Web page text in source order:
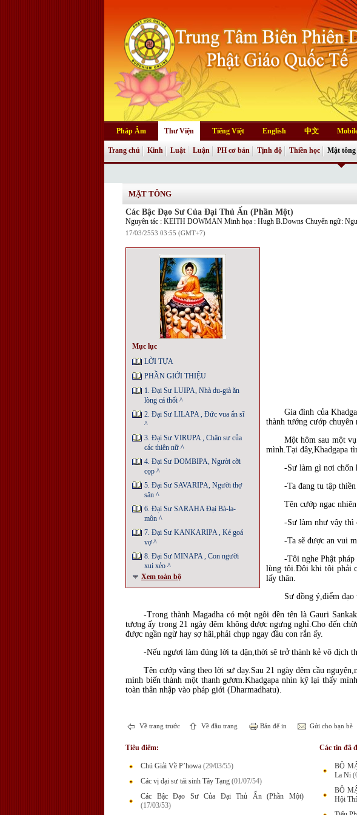
Pháp Âm Thư Viện Tiếng Việt English 中文
Trang chủ Kinh Luật Luận PH cơ bản Tịnh độ Thiền học Mật tông
MẬT TÔNG
Các Bậc Đạo Sư Của Đại Thủ Ấn (Phần Một)
Nguyên tác : KEITH DOWMAN Minh họa : Hugh B.Downs Chuyển ngữ:
17/03/2553 03:55 (GMT+7)
Mục lục
LỜI TỰA
PHẦN GIỚI THIỆU
1. Đại Sư LUIPA, Nhà du-già ăn
lòng cá thối ^
2. Đại Sư LILAPA , Ðức vua ẩn sĩ
^
3. Đại Sư VIRUPA , Chân sư của
các thiên nữ ^
4. Đại Sư DOMBIPA, Người cỡi
cọp ^
5. Đại Sư SAVARIPA, Người thợ
săn ^
6. Đại Sư SARAHA Ðại Bà-la-
môn ^
7. Đại Sư KANKARIPA , Kẻ goá
vợ ^
8. Đại Sư MINAPA , Con người
xui xẻo ^
Xem toàn bộ
Gia đình của
thành tướng cướp chuyên
Một hôm sau một
mình.Tại đây,Khadgapa
-Sư làm gì nơi chốn
-Ta đang tu tập
Tên cướp ngạc
-Sư làm như vậy thì
-Ta sẽ được an vui
-Tôi nghe Phật
lùng tôi.Ðôi khi tôi phải
lấy thân.
Sư đồng ý,điểm đạo
-Trong thành Magadha có một ngôi đền tên là Gauri
tượng ấy trong 21 ngày đêm không được ngưng nghỉ.Cho đến
được ngần ngừ hay sợ hãi,phải chụp ngay đầu con rắn ấy.
-Nếu ngươi làm đúng lời ta dặn,thời sẽ trở thành kẻ vô địch
Tên cướp vâng theo lời sư dạy.Sau 21 ngày đêm cầu
mình biến thành một thanh gươm.Khadgapa nhìn kỹ lại thấy
toàn thân nhập vào pháp giới (Dharmadhatu).
Về trang trước Về đầu trang Bản để in Gửi cho bạn bè
Tiêu điểm:
Chú Giải Về P’howa (29/03/55)
Các vị đại sư tái sinh Tây Tạng (01/07/54)
Các Bậc Đạo Sư Của Đại Thủ Ấn (Phần Một)
(17/03/53)
Các tin đã
BỘ
La Ni
BỘ
Hội